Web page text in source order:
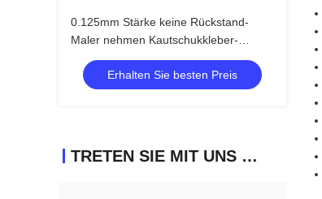
0.125mm Stärke keine Rückstand-
Maler nehmen Kautschukkleber-
UVbeständiges auf
Erhalten Sie besten Preis
TRETEN SIE MIT UNS IN VERBINDUNG